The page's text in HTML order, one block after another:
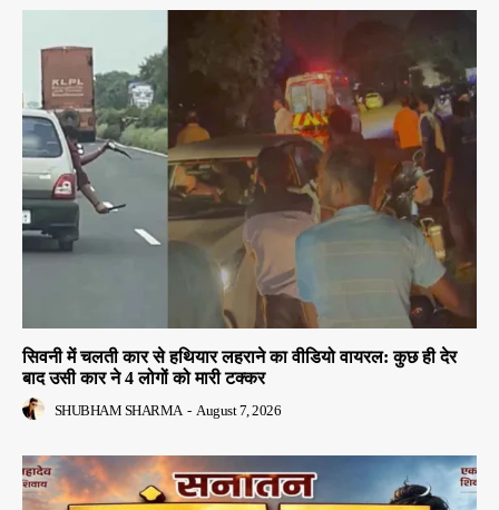
सिवनी में चलती कार से हथियार लहराने का वीडियो वायरल: कुछ ही देर
बाद उसी कार ने 4 लोगों को मारी टक्कर
SHUBHAM SHARMA - August 7, 2026